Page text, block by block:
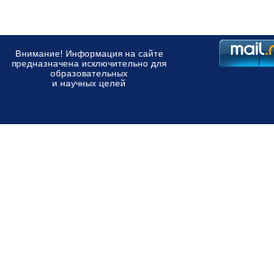
Внимание! Информация на сайте
предназначена исключительно для
образовательных
и научных целей